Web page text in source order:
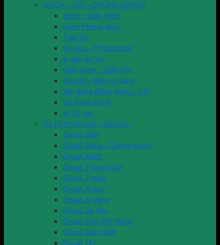
SÁCH – SỔ – CHỨNG NHẬN
Sách – Giáo trình
Sách Phong thủy
Tạp chí
Kỷ yếu – Photobook
In Bài dự thi
Giấy khen – Giấy CN
Bìa bồi – Bìa mạ vàng
Bìa đựng Bằng khen – CN
Sổ khám bệnh
In Sổ tay
IN TEM NHÃN – DECAL
Decal Giấy
Decal Nhựa ( Chống nước)
Decal Kraft
Decal Trong suốt
Decal 7 màu
Decal Xi bạc
Decal Xi vàng
Decal Ép kim
Decal Giấy Mỹ thuật
Decal Bảo hành